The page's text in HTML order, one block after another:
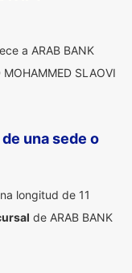
a ARAB BANK
SLAOVI
una sede o
longitud de 11
de ARAB BANK